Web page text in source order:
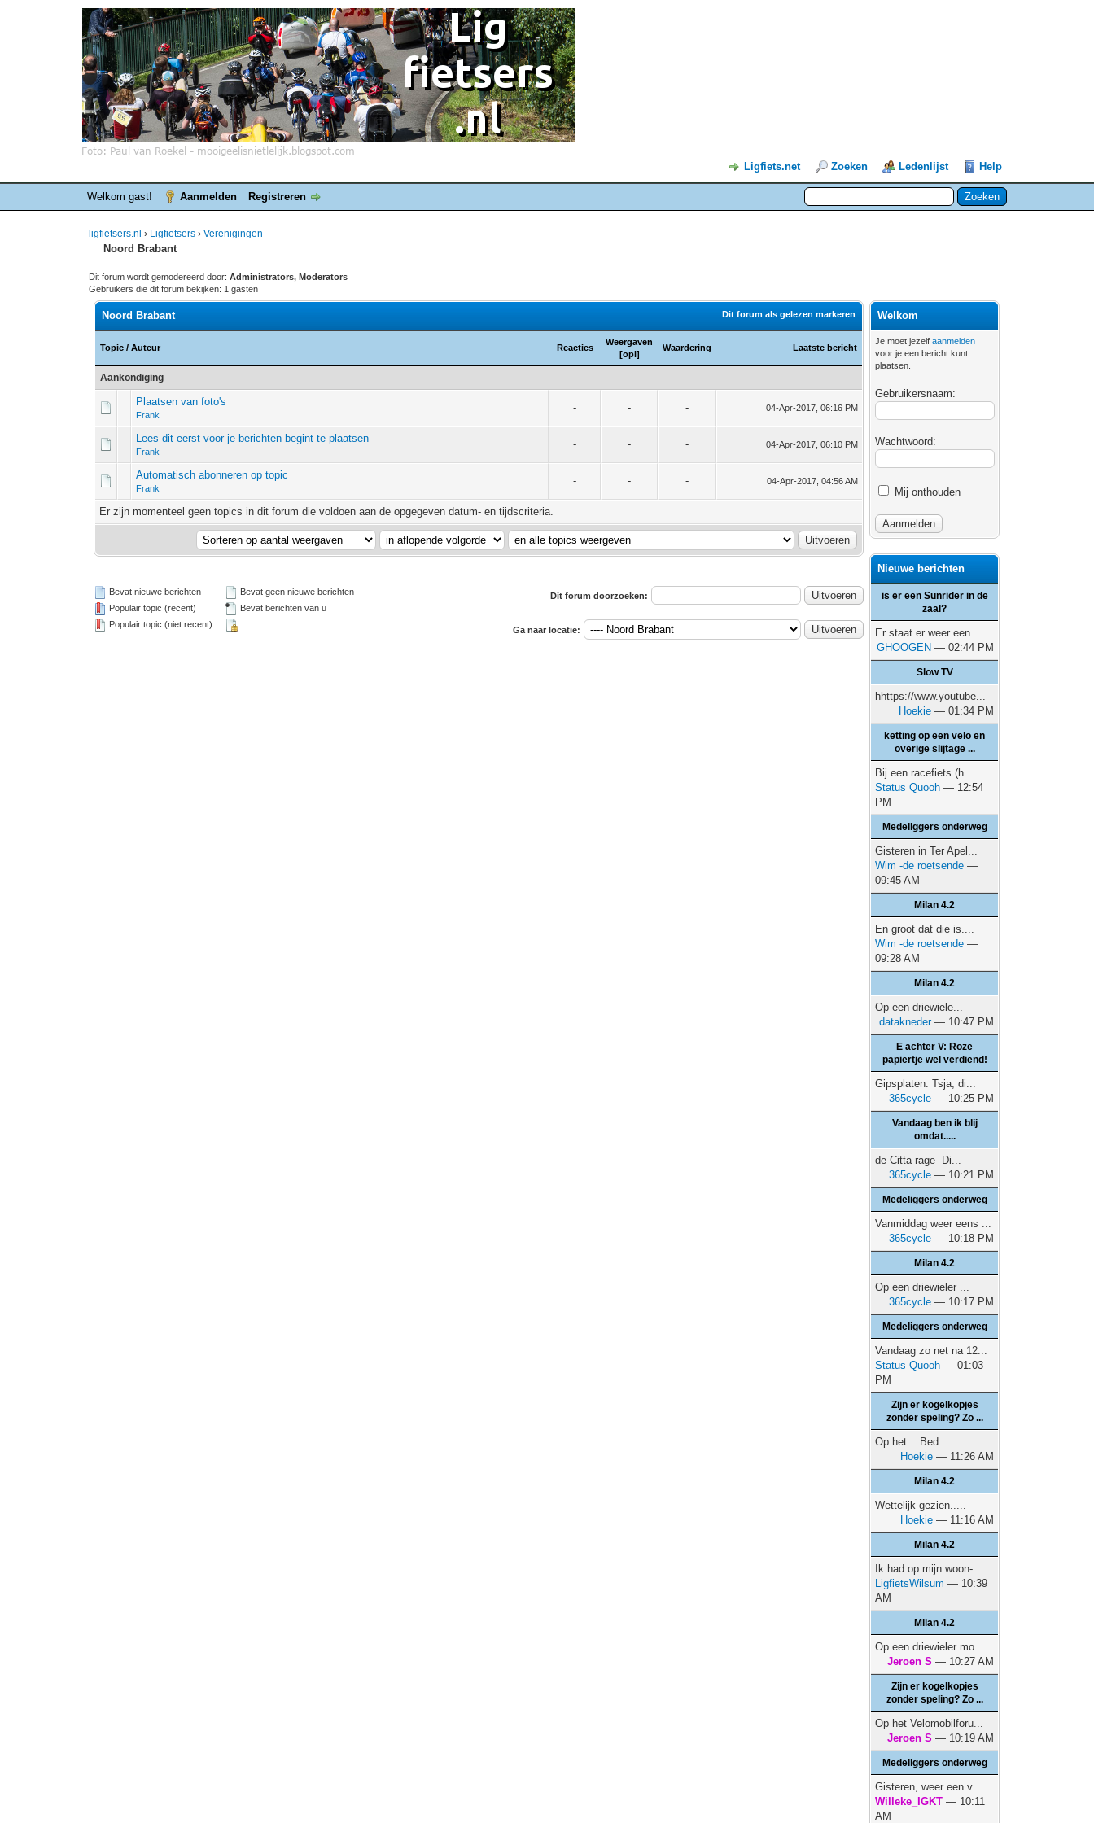
Ligfiets.net Zoeken Ledenlijst Help
Welkom gast! Aanmelden Registreren
ligfietsers.nl › Ligfietsers ›Verenigingen
Noord Brabant
Dit forum wordt gemodereerd door:Administrators, Moderators
Gebruikers die dit forum bekijken: 1 gasten
Dit forum als gelezen markeren
Noord Brabant
Topic /Auteur Reacties
Weergaven
[opl]
Waardering Laatste bericht
Aankondiging
Plaatsen van foto's
Frank
- - - 04-Apr-2017, 06:16 PM
Lees dit eerst voor je berichten begint te plaatsen
Frank
- - - 04-Apr-2017, 06:10 PM
Automatisch abonneren op topic
Frank
- - - 04-Apr-2017, 04:56 AM
Er zijn momenteel geen topics in dit forum die voldoen aan de opgegeven datum- en tijdscriteria.
Bevat nieuwe berichten
Populair topic (recent)
Populair topic (niet recent)
Bevat geen nieuwe berichten
Bevat berichten van u
Dit forum doorzoeken:
Ga naar locatie:
Welkom
Je moet jezelfaanmelden
voor je een bericht kunt
plaatsen.
Gebruikersnaam:
Wachtwoord:
Mij onthouden
Nieuwe berichten
is er een Sunrider in de
zaal?
Er staat er weer een...
GHOOGEN — 02:44 PM
Slow TV
hhttps://www.youtube...
Hoekie — 01:34 PM
ketting op een velo en
overige slijtage ...
Bij een racefiets (h...
Status Quooh — 12:54
PM
Medeliggers onderweg
Gisteren in Ter Apel...
Wim -de roetsende —
09:45 AM
Milan 4.2
En groot dat die is....
Wim -de roetsende —
09:28 AM
Milan 4.2
Op een driewiele...
datakneder— 10:47 PM
E achter V: Roze
papiertje wel verdiend!
Gipsplaten. Tsja, di...
365cycle — 10:25 PM
Vandaag ben ik blij
omdat.....
de Citta rage Di...
365cycle — 10:21 PM
Medeliggers onderweg
Vanmiddag weer eens ...
365cycle — 10:18 PM
Milan 4.2
Op een driewieler ...
365cycle — 10:17 PM
Medeliggers onderweg
Vandaag zo net na 12...
Status Quooh — 01:03
PM
Zijn er kogelkopjes
zonder speling? Zo ...
Op het .. Bed...
Hoekie — 11:26 AM
Milan 4.2
Wettelijk gezien.....
Hoekie — 11:16 AM
Milan 4.2
Ik had op mijn woon-...
LigfietsWilsum — 10:39
AM
Milan 4.2
Op een driewieler mo...
Jeroen S — 10:27 AM
Zijn er kogelkopjes
zonder speling? Zo ...
Op het Velomobilforu...
Jeroen S — 10:19 AM
Medeliggers onderweg
Gisteren, weer een v...
Willeke_IGKT — 10:11
AM